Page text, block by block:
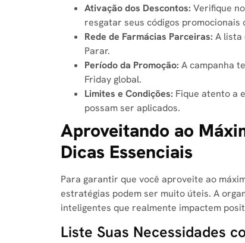
Ativação dos Descontos: Verifique
resgatar seus códigos promocionais
Rede de Farmácias Parceiras: A lista
Parar.
Período da Promoção: A campanha
Friday global.
Limites e Condições: Fique atento a
possam ser aplicados.
Aproveitando ao
Dicas Essenciais
Para garantir que você aproveite ao
estratégias podem ser muito úteis. A
inteligentes que realmente impactem
Liste Suas Necessidades